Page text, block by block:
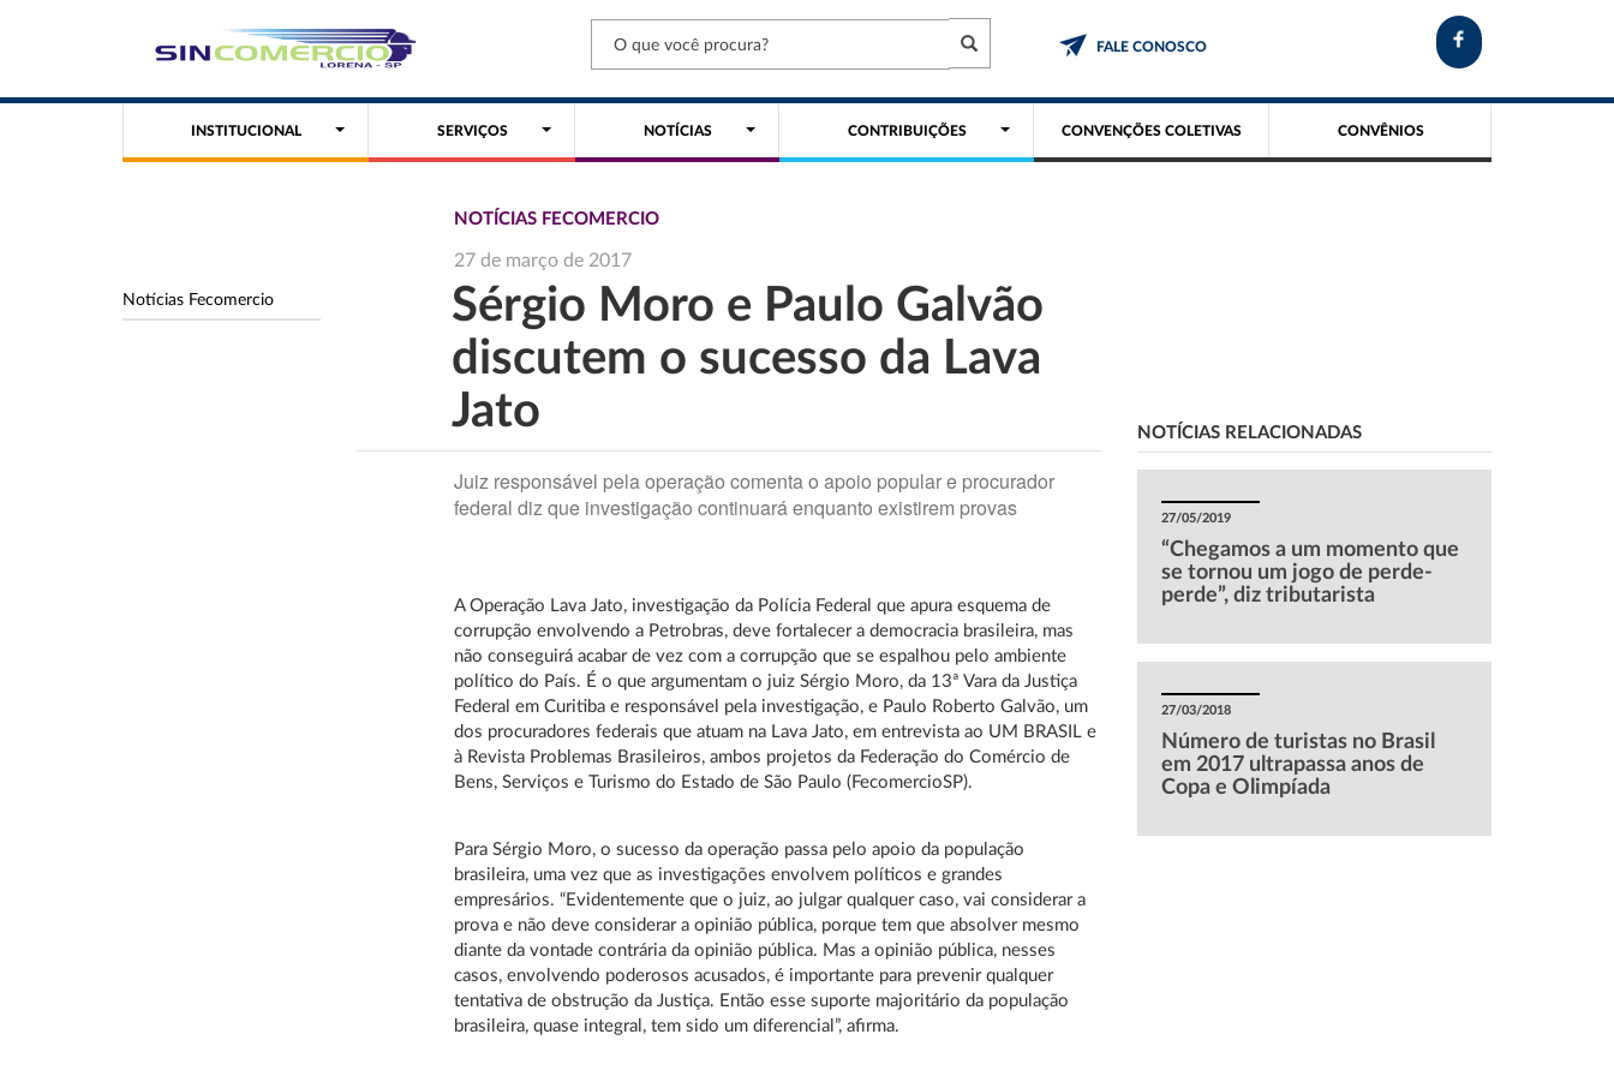
FALE CONOSCO
INSTITUCIONAL SERVIÇOS NOTÍCIAS CONTRIBUIÇÕES CONVENÇÕES COLETIVAS CONVÊNIOS
Notícias Fecomercio
NOTÍCIAS FECOMERCIO
27 de março de 2017
Sérgio Moro e Paulo Galvão
discutem o sucesso da Lava
Jato
Juiz responsável pela operação comenta o apoio popular e procurador
federal diz que investigação continuará enquanto existirem provas
A Operação Lava Jato, investigação da Polícia Federal que apura esquema de
corrupção envolvendo a Petrobras, deve fortalecer a democracia brasileira, mas
não conseguirá acabar de vez com a corrupção que se espalhou pelo ambiente
político do País. É o que argumentam o juiz Sérgio Moro, da 13ª Vara da Justiça
Federal em Curitiba e responsável pela investigação, e Paulo Roberto Galvão, um
dos procuradores federais que atuam na Lava Jato, em entrevista ao UM BRASIL e
à Revista Problemas Brasileiros, ambos projetos da Federação do Comércio de
Bens, Serviços e Turismo do Estado de São Paulo (FecomercioSP).
Para Sérgio Moro, o sucesso da operação passa pelo apoio da população
brasileira, uma vez que as investigações envolvem políticos e grandes
empresários. “Evidentemente que o juiz, ao julgar qualquer caso, vai considerar a
prova e não deve considerar a opinião pública, porque tem que absolver mesmo
diante da vontade contrária da opinião pública. Mas a opinião pública, nesses
casos, envolvendo poderosos acusados, é importante para prevenir qualquer
tentativa de obstrução da Justiça. Então esse suporte majoritário da população
brasileira, quase integral, tem sido um diferencial”, afirma.
NOTÍCIAS RELACIONADAS
27/05/2019
“Chegamos a um momento que
se tornou um jogo de perde-
perde”, diz tributarista
27/03/2018
Número de turistas no Brasil
em 2017 ultrapassa anos de
Copa e Olimpíada